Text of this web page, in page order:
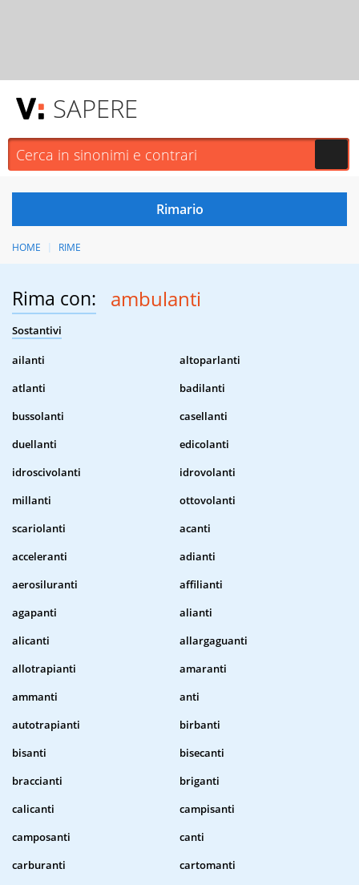
SAPERE
HOME RIME
Rima con: ambulanti
Sostantivi
ailanti
altoparlanti
atlanti
badilanti
bussolanti
casellanti
duellanti
edicolanti
idroscivolanti
idrovolanti
millanti
ottovolanti
scariolanti
acanti
acceleranti
adianti
aerosiluranti
affilianti
agapanti
alianti
alicanti
allargaguanti
allotrapianti
amaranti
ammanti
anti
autotrapianti
birbanti
bisanti
bisecanti
braccianti
briganti
calicanti
campisanti
camposanti
canti
carburanti
cartomanti